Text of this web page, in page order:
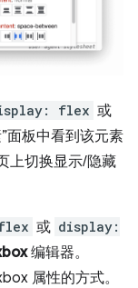
flex 或
”面板中看到该元素
上切换显示/隐藏
或 display:
编辑器。
属性的方式。